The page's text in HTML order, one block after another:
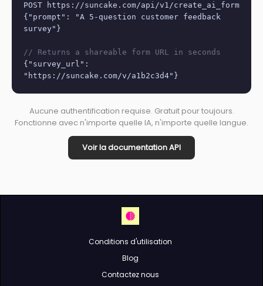
POST https://suncake.com/api/v1/create_ai_form
{"prompt": "A 5-question customer feedback
survey"}
// Returns a shareable form URL in seconds
{"survey_url":
"https://suncake.com/v/a1b2c3d4"}
Aucune authentification requise. Gratuit pour toujours.
Fonctionne avec n'importe quelle IA, n'importe quelle langue.
Voir la documentation API
Conditions d'utilisation
Blog
Contactez nous